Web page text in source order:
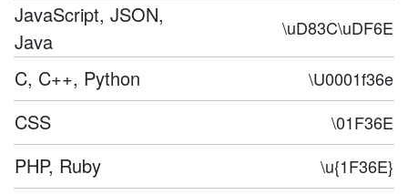
JavaScript, JSON,
Java
\uD83C\uDF6E
C, C++, Python \U0001f36e
CSS \01F36E
PHP, Ruby \u{1F36E}